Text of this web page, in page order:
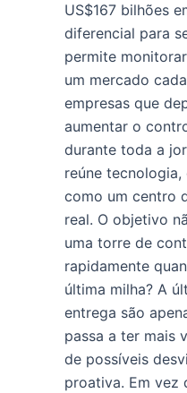
US$167 bilhões
diferencial para
permite
um mercado
empresas que
aumentar o
durante toda a
reúne
como um centro
real. O objetivo
uma torre de
rapidamente
última milha? A
entrega são
passa a ter mais
de possíveis
proativa. Em vez